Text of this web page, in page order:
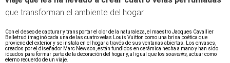
que transforman el ambiente del hogar.
Con el deseo de capturar y transportar el olor de la naturaleza, el maestro Jacques Cavallier
Belletrud imaginó cada una de las cuatro velas Louis Vuitton como una brisa poética que
proviene del exterior y se instala en el hogar a través de sus ventanas abiertas. Los envases,
creados por el diseñador Marc Newson, están fundidos en cerámica hecha a mano y han sido
ideados para formar parte de la decoración del hogar y, al igual que los souvenirs, actuar como
eterno recuerdo de un viaje.